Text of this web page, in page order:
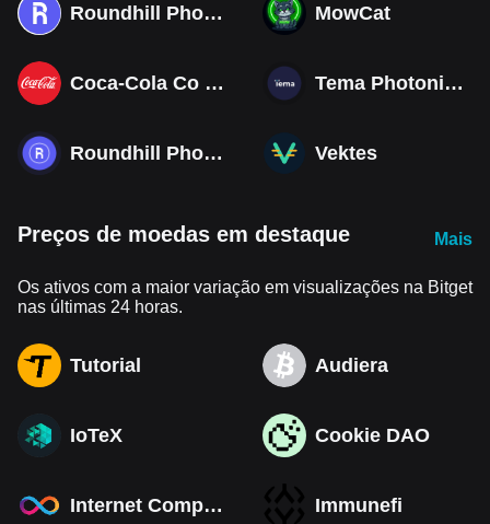
Roundhill Photonics & Optics ETF (Derivatives) MowCat
Coca-Cola Co (Derivatives) Tema Photonics & Optical ETF
Roundhill Photonics & Optics ETF Vektes
Preços de moedas em destaque Mais
Os ativos com a maior variação em visualizações na Bitget
nas últimas 24 horas.
Tutorial Audiera
IoTeX Cookie DAO
Internet Computer Immunefi